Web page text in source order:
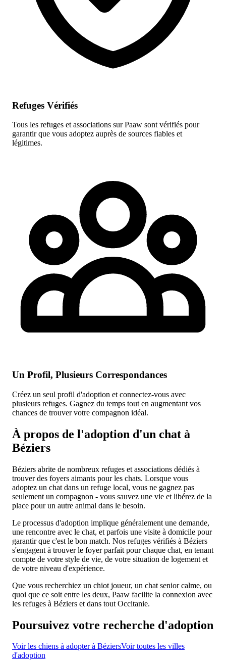
Refuges Vérifiés
Tous les refuges et associations sur Paaw sont vérifiés pour
garantir que vous adoptez auprès de sources fiables et
légitimes.
Un Profil, Plusieurs Correspondances
Créez un seul profil d'adoption et connectez-vous avec
plusieurs refuges. Gagnez du temps tout en augmentant vos
chances de trouver votre compagnon idéal.
À propos de l'adoption d'un chat à
Béziers
Béziers abrite de nombreux refuges et associations dédiés à
trouver des foyers aimants pour les chats. Lorsque vous
adoptez un chat dans un refuge local, vous ne gagnez pas
seulement un compagnon - vous sauvez une vie et libérez de la
place pour un autre animal dans le besoin.
Le processus d'adoption implique généralement une demande,
une rencontre avec le chat, et parfois une visite à domicile pour
garantir que c'est le bon match. Nos refuges vérifiés à Béziers
s'engagent à trouver le foyer parfait pour chaque chat, en tenant
compte de votre style de vie, de votre situation de logement et
de votre niveau d'expérience.
Que vous recherchiez un chiot joueur, un chat senior calme, ou
quoi que ce soit entre les deux, Paaw facilite la connexion avec
les refuges à Béziers et dans tout Occitanie.
Poursuivez votre recherche d'adoption
Voir les chiens à adopter à BéziersVoir toutes les villes
d'adoption